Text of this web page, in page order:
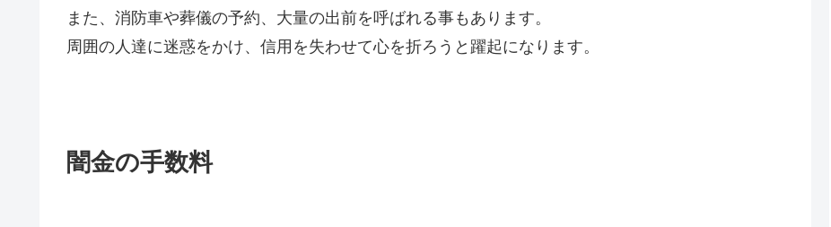
また、消防車や葬儀の予約、大量の出前を呼ばれる事もあります。
周囲の人達に迷惑をかけ、信用を失わせて心を折ろうと躍起になります。
闇金の手数料